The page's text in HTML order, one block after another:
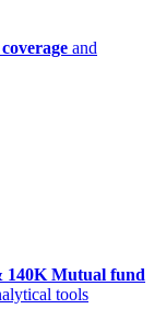
and
140K Mutual fund
tools